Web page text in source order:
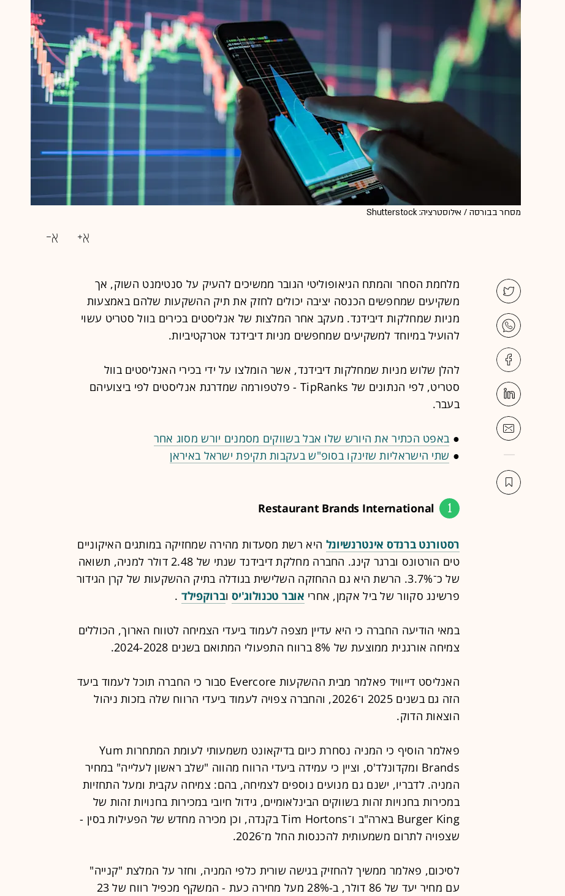
מסחר בבורסה / אילוסטרציה: Shutterstock
מלחמת הסחר והמתח הגיאופוליטי הגובר ממשיכים להעיק על סנטימנט השוק, אך
משקיעים שמחפשים הכנסה יציבה יכולים לחזק את תיק ההשקעות שלהם באמצעות
מניות שמחלקות דיבידנד. מעקב אחר המלצות של אנליסטים בכירים בוול סטריט עשוי
להועיל במיוחד למשקיעים שמחפשים מניות דיבידנד אטרקטיביות.
להלן שלוש מניות שמחלקות דיבידנד, אשר הומלצו על ידי בכירי האנליסטים בוול
סטריט, לפי הנתונים של TipRanks - פלטפורמה שמדרגת אנליסטים לפי ביצועיהם
בעבר.
● באפט הכתיר את היורש שלו אבל בשווקים מסמנים יורש מסוג אחר
● שתי הישראליות שזינקו בסופ"ש בעקבות תקיפת ישראל באיראן
1
Restaurant Brands International
רסטורנט ברנדס אינטרנשיונל היא רשת מסעדות מהירה שמחזיקה במותגים האיקוניים
טים הורטונס וברגר קינג. החברה מחלקת דיבידנד שנתי של 2.48 דולר למניה, תשואה
של כ־3.7%. הרשת היא גם ההחזקה השלישית בגודלה בתיק ההשקעות של קרן הגידור
פרשינג סקוור של ביל אקמן, אחרי אובר טכנולוג'יס וברוקפילד .
במאי הודיעה החברה כי היא עדיין מצפה לעמוד ביעדי הצמיחה לטווח הארוך, הכוללים
צמיחה אורגנית ממוצעת של 8% ברווח התפעולי המתואם בשנים 2024-2028.
האנליסט דייוויד פאלמר מבית ההשקעות Evercore סבור כי החברה תוכל לעמוד ביעד
הזה גם בשנים 2025 ו־2026, והחברה צפויה לעמוד ביעדי הרווח שלה בזכות ניהול
הוצאות הדוק.
פאלמר הוסיף כי המניה נסחרת כיום בדיקאונט משמעותי לעומת המתחרות Yum
Brands ומקדונלד'ס, וציין כי עמידה ביעדי הרווח מהווה "שלב ראשון לעלייה" במחיר
המניה. לדבריו, ישנם גם מנועים נוספים לצמיחה, בהם: צמיחה עקבית ומעל התחזיות
במכירות בחנויות זהות בשווקים הבינלאומיים, גידול חיובי במכירות בחנויות זהות של
Burger King בארה"ב ו־Tim Hortons בקנדה, וכן מכירה מחדש של הפעילות בסין -
שצפויה לתרום משמעותית להכנסות החל מ־2026.
לסיכום, פאלמר ממשיך להחזיק בגישה שורית כלפי המניה, וחזר על המלצת "קנייה"
עם מחיר יעד של 86 דולר, ב-28% מעל מחירה כעת - המשקף מכפיל רווח של 23